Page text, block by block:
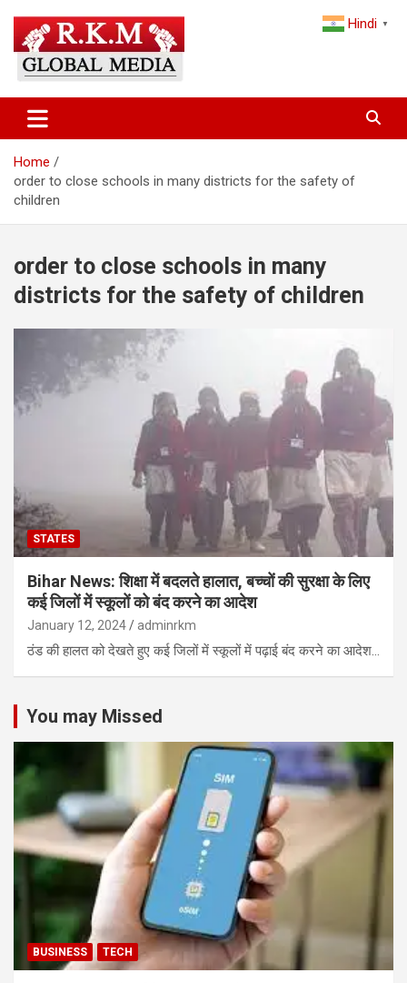
content
Latest Hindi News & Breaking
News – RKM Global Media
and the World
Home
order to close schools in many districts for the safety of
children
order to close schools in many
districts for the safety of children
STATES
Bihar News: शिक्षा में बदलते हालात, बच्चों की सुरक्षा के लिए
कई जिलों में स्कूलों को बंद करने का आदेश
January 12, 2024 adminrkm
ठंड की हालत को देखते हुए कई जिलों में स्कूलों में पढ़ाई बंद करने का आदेश…
You may Missed
BUSINESS TECH
Hindi ▼